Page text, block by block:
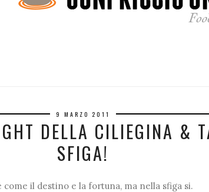
9 MARZO 2011
DELLA CILIEGINA &
SFIGA!
il destino e la fortuna, ma nella sfiga si.
❅